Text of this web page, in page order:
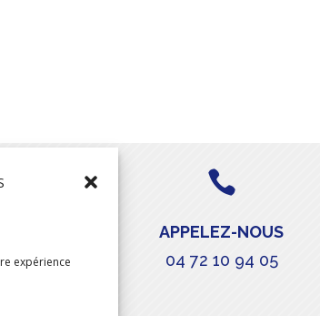
expérience

APPELEZ-NOUS
04 72 10 94 05